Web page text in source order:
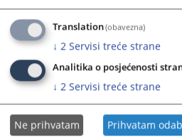
Translation(obavezna)
↓ 2 Servisi treće strane
Analitika o posjećenosti
↓ 2 Servisi treće strane
Ne prihvatam Prihvatam